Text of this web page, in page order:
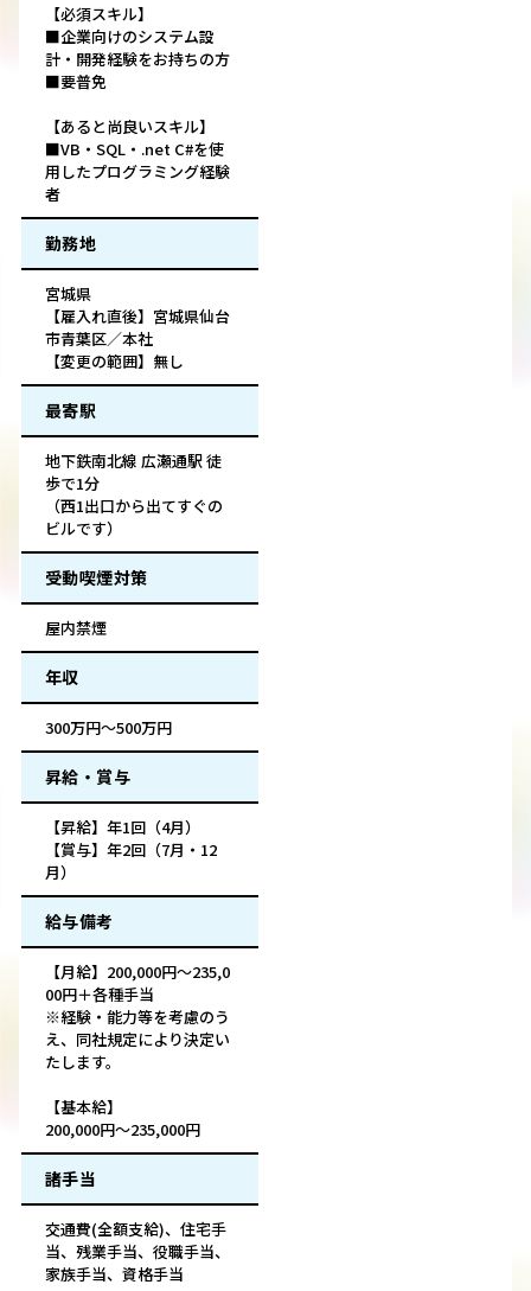
【必須スキル】
■企業向けのシステム設
計・開発経験をお持ちの方
■要普免
【あると尚良いスキル】
■VB・SQL・.net C#を使
用したプログラミング経験
者
勤務地
宮城県
【雇入れ直後】宮城県仙台
市青葉区／本社
【変更の範囲】無し
最寄駅
地下鉄南北線 広瀬通駅 徒
歩で1分
（西1出口から出てすぐの
ビルです）
受動喫煙対策
屋内禁煙
年収
300万円～500万円
昇給・賞与
【昇給】年1回（4月）
【賞与】年2回（7月・12
月）
給与備考
【月給】200,000円～235,0
00円＋各種手当
※経験・能力等を考慮のう
え、同社規定により決定い
たします。
【基本給】
200,000円～235,000円
諸手当
交通費(全額支給)、住宅手
当、残業手当、役職手当、
家族手当、資格手当